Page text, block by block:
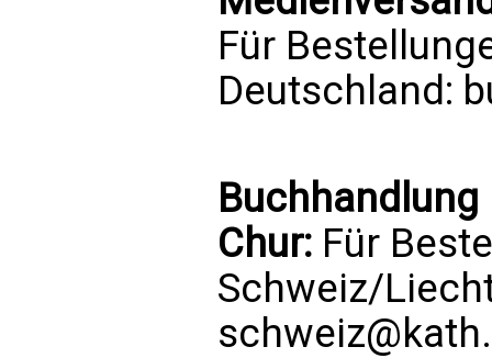
Für
Deutschland:
Buchhandlung
Chur: Für
Schweiz/